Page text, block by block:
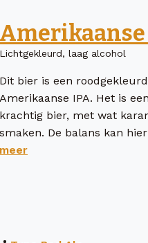
Amerikaanse
Lichtgekleurd, laag alcohol
Dit bier is een
Amerikaanse IPA. Het is
krachtig bier, met wat
smaken. De balans kan
meer